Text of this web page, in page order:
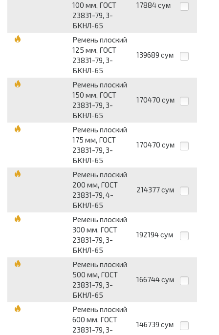
100 мм, ГОСТ
23831-79, 3-
БКНЛ-65
17884 сум
Ремень плоский
125 мм, ГОСТ
23831-79, 3-
БКНЛ-65
139689 сум
Ремень плоский
150 мм, ГОСТ
23831-79, 3-
БКНЛ-65
170470 сум
Ремень плоский
175 мм, ГОСТ
23831-79, 3-
БКНЛ-65
170470 сум
Ремень плоский
200 мм, ГОСТ
23831-79, 4-
БКНЛ-65
214377 сум
Ремень плоский
300 мм, ГОСТ
23831-79, 3-
БКНЛ-65
192194 сум
Ремень плоский
500 мм, ГОСТ
23831-79, 3-
БКНЛ-65
166744 сум
Ремень плоский
600 мм, ГОСТ
23831-79, 3-
146739 сум